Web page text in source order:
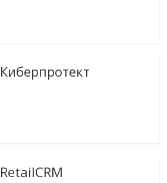
Киберпротект
RetailCRM